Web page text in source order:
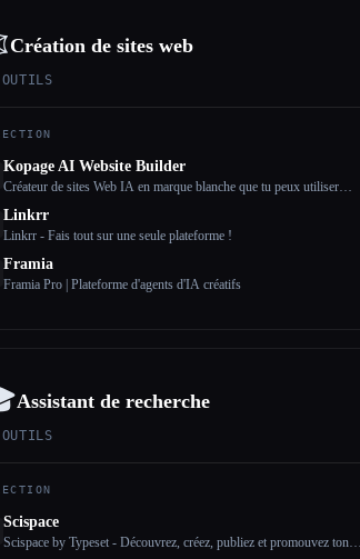
Création de sites web
OUTILS
Kopage AI Website Builder
Créateur de sites Web IA en marque blanche que tu peux utiliser
Linkrr
Linkrr - Fais tout sur une seule plateforme !
Framia
Framia Pro | Plateforme d'agents d'IA créatifs
Assistant de recherche
OUTILS
Scispace
Scispace by Typeset - Découvrez, créez, publiez et promouvez ton